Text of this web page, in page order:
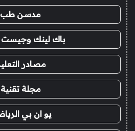
مدسن طب
باك لينك
مصادر
مجلة تقنية
يو ان بي